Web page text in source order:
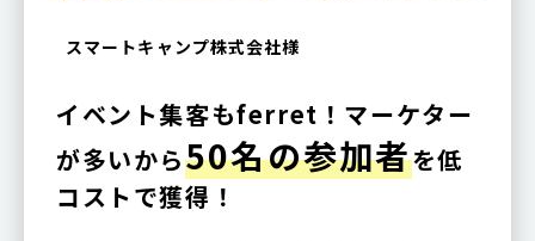
スマートキャンプ株式会社様
イベント集客もferret！マーケター
が多いから50名の参加者を低
コストで獲得！